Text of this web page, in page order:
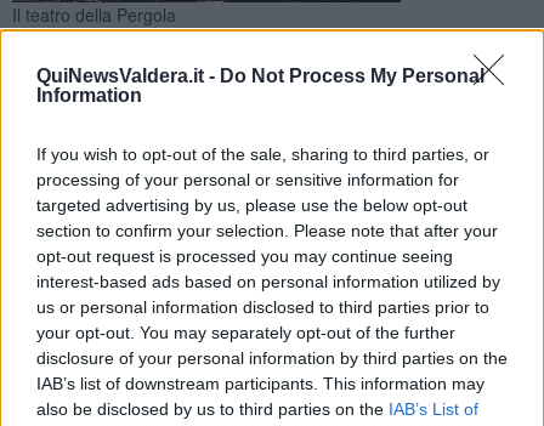
QuiNewsValdera.it - Do Not Process My Personal
Information
If you wish to opt-out of the sale, sharing to third parties, or
processing of your personal or sensitive information for
targeted advertising by us, please use the below opt-out
section to confirm your selection. Please note that after your
opt-out request is processed you may continue seeing
interest-based ads based on personal information utilized by
us or personal information disclosed to third parties prior to
your opt-out. You may separately opt-out of the further
disclosure of your personal information by third parties on the
IAB’s list of downstream participants. This information may
also be disclosed by us to third parties on the IAB’s List of
Il teatro della Pergola
Lo ha annunciato Sara Funaro, presidente della Fondazione a
cui afferiscono i teatri Rifredi e della Pergola a Firenze, e il
Teatro Era di Pontedera
TOSCANA —Ricorso al Tar contro il declassamento del Teatro
della Toscanada Teatro Nazionale a Teatro di rilevante
interesse culturale. Lo ha annunciato Sara Funaro, sindaca di
Firenze e presidente della fondazione.
Il ricorso era stato annunciato già all'indomani del declassamento
da parte del Ministero della cultura, confermato a fine Luglio dopo
la riunione della commissione incaricata di riesaminare la